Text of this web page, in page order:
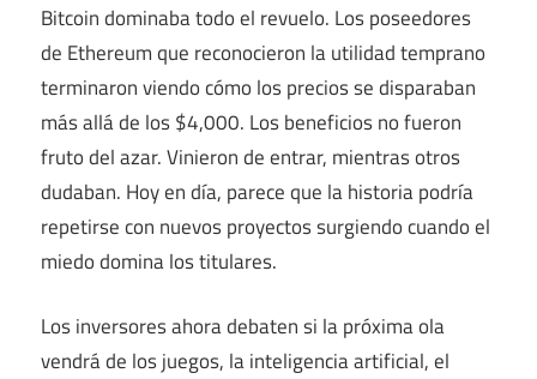
Bitcoin dominaba todo el revuelo. Los poseedores
de Ethereum que reconocieron la utilidad temprano
terminaron viendo cómo los precios se disparaban
más allá de los $4,000. Los beneficios no fueron
fruto del azar. Vinieron de entrar, mientras otros
dudaban. Hoy en día, parece que la historia podría
repetirse con nuevos proyectos surgiendo cuando el
miedo domina los titulares.
Los inversores ahora debaten si la próxima ola
vendrá de los juegos, la inteligencia artificial, el